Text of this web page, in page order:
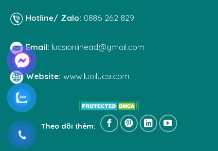
Hotline/ Zalo: 0886 262 829
Email: lucsionlinead@gmail.com
Website: www.luoilucsi.com
Theo dõi thêm: